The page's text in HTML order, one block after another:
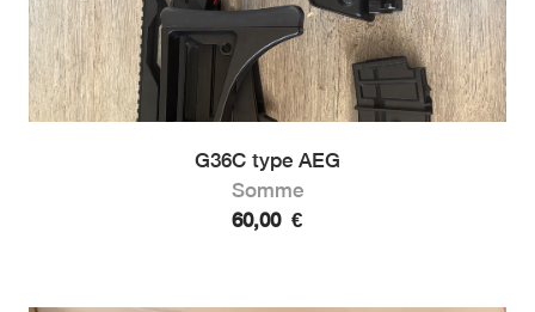
G36C type AEG
Somme
60,00 €